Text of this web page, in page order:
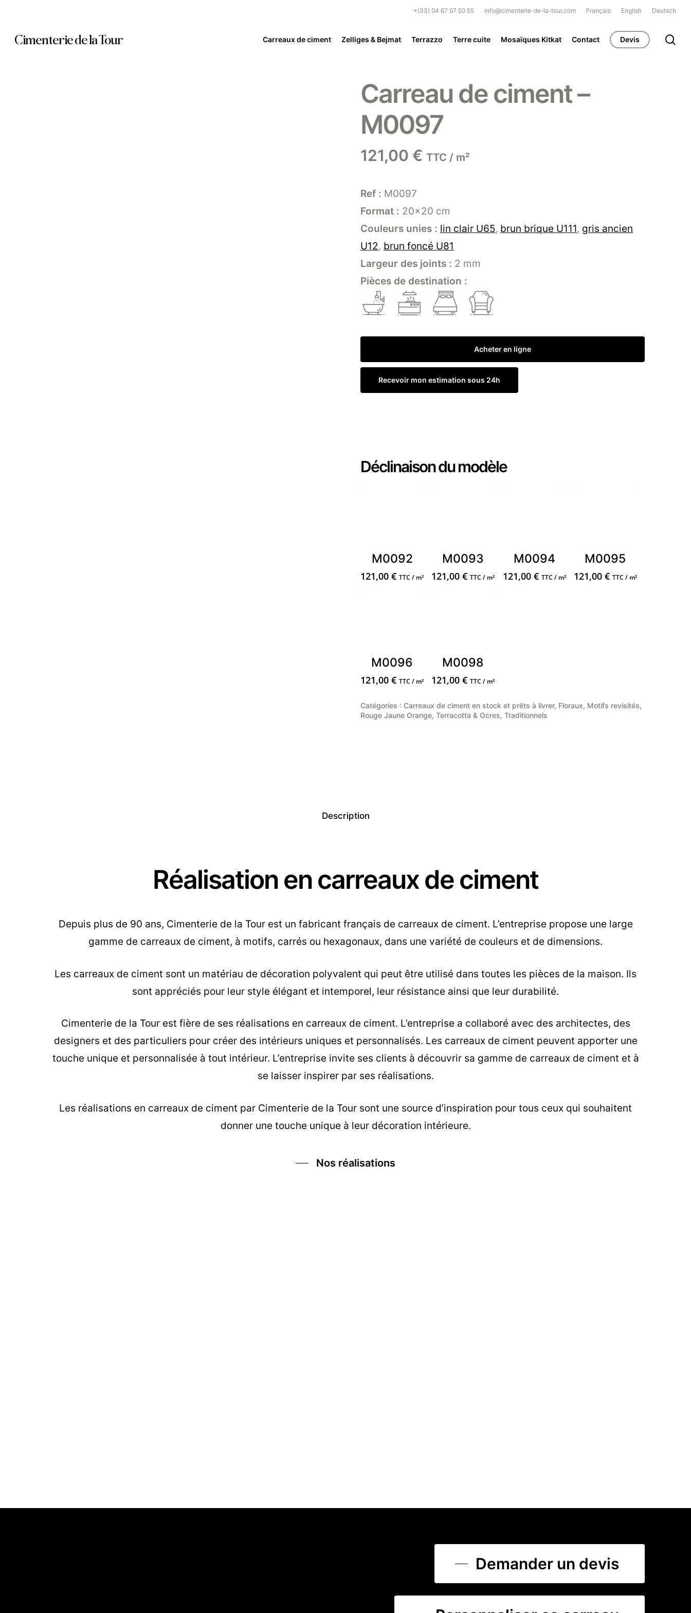
main
+(33) 04 67 07 50 55 info@cimenterie-de-la-tour.com Français English Deutsch
Cimenterie de la Tour Carreaux de ciment Zelliges & Bejmat Terrazzo Terre cuite Mosaïques Kitkat Contact Devis
Carreau de ciment –
M0097
121,00 € TTC / m²
Ref : M0097
Format : 20×20 cm
Couleurs unies : lin clair U65, brun brique U111, gris ancien
U12, brun foncé U81
Largeur des joints : 2 mm
Pièces de destination :
Acheter en ligne
Recevoir mon estimation sous 24h
Déclinaison du modèle
M0092
121,00€ TTC / m²
M0093
121,00€ TTC / m²
M0094
121,00 € TTC / m²
M0095
121,00 € TTC / m²
M0096
121,00€ TTC / m²
M0098
121,00€ TTC / m²
Catégories : Carreaux de ciment en stock et prêts à livrer, Floraux, Motifs revisités,
Rouge Jaune Orange,Terracotta & Ocres,Traditionnels
Description
Réalisation en carreaux de ciment
Depuis plus de 90 ans, Cimenterie de la Tour est un fabricant français de carreaux de ciment. L’entreprise propose une large
gamme de carreaux de ciment, à motifs, carrés ou hexagonaux, dans une variété de couleurs et de dimensions.
Les carreaux de ciment sont un matériau de décoration polyvalent qui peut être utilisé dans toutes les pièces de la maison. Ils
sont appréciés pour leur style élégant et intemporel, leur résistance ainsi que leur durabilité.
Cimenterie de la Tour est fière de ses réalisations en carreaux de ciment. L’entreprise a collaboré avec des architectes, des
designers et des particuliers pour créer des intérieurs uniques et personnalisés. Les carreaux de ciment peuvent apporter une
touche unique et personnalisée à tout intérieur. L’entreprise invite ses clients à découvrir sa gamme de carreaux de ciment et à
se laisser inspirer par ses réalisations.
Les réalisations en carreaux de ciment par Cimenterie de la Tour sont une source d’inspiration pour tous ceux qui souhaitent
donner une touche unique à leur décoration intérieure.
Nos réalisations
Demander un devis